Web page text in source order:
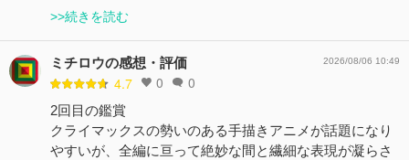
>>続きを読む
ミチロウの感想・評価
4.7 0 0
2026/08/06 10:49
2回目の鑑賞
クライマックスの勢いのある手描きアニメが話題になり
やすいが、全編に亘って絶妙な間と繊細な表現が凝らさ